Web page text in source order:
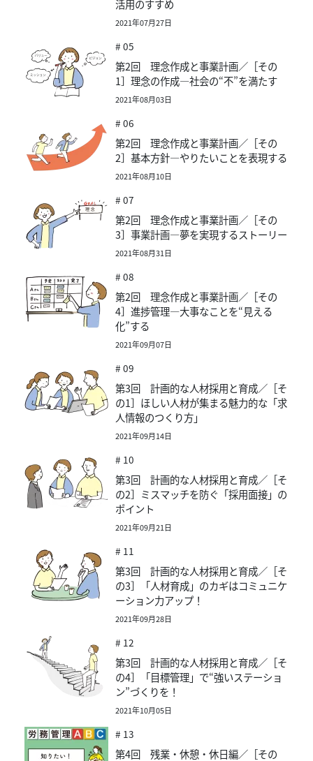
活用のすすめ
2021年07月27日
# 05
第2回 理念作成と事業計画／［その
1］理念の作成―社会の“不”を満たす
2021年08月03日
# 06
第2回 理念作成と事業計画／［その
2］基本方針―やりたいことを表現する
2021年08月10日
# 07
第2回 理念作成と事業計画／［その
3］事業計画―夢を実現するストーリー
2021年08月31日
# 08
第2回 理念作成と事業計画／［その
4］進捗管理―大事なことを“見える
化”する
2021年09月07日
# 09
第3回 計画的な人材採用と育成／［そ
の1］ほしい人材が集まる魅力的な「求
人情報のつくり方」
2021年09月14日
# 10
第3回 計画的な人材採用と育成／［そ
の2］ミスマッチを防ぐ「採用面接」の
ポイント
2021年09月21日
# 11
第3回 計画的な人材採用と育成／［そ
の3］「人材育成」のカギはコミュニケ
ーション力アップ！
2021年09月28日
# 12
第3回 計画的な人材採用と育成／［そ
の4］「目標管理」で“強いステーショ
ン”づくりを！
2021年10月05日
# 13
第4回 残業・休憩・休日編／［その